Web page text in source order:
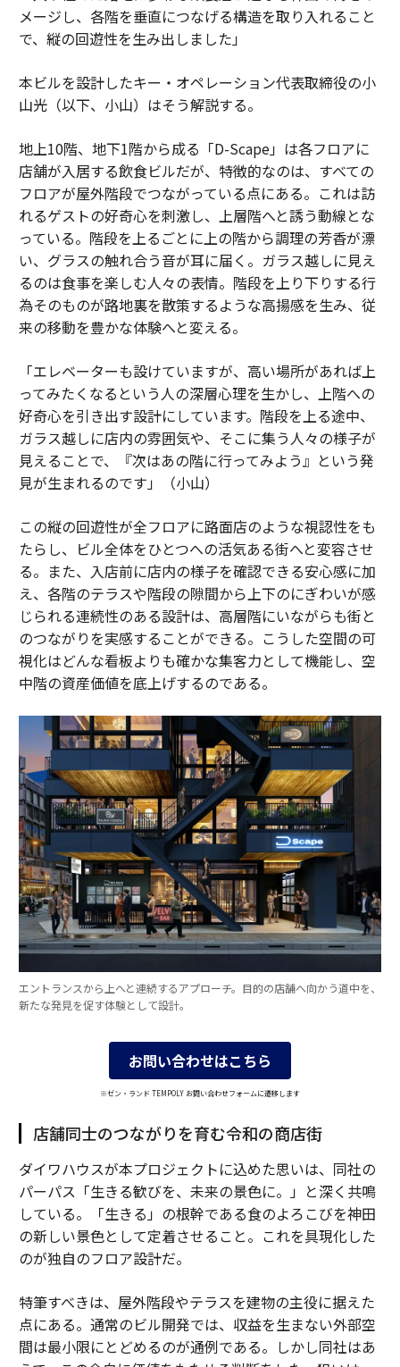
メージし、各階を垂直につなげる構造を取り入れること
で、縦の回遊性を生み出しました」
本ビルを設計したキー・オペレーション代表取締役の小
山光（以下、小山）はそう解説する。
地上10階、地下1階から成る「D-Scape」は各フロアに
店舗が入居する飲食ビルだが、特徴的なのは、すべての
フロアが屋外階段でつながっている点にある。これは訪
れるゲストの好奇心を刺激し、上層階へと誘う動線とな
っている。階段を上るごとに上の階から調理の芳香が漂
い、グラスの触れ合う音が耳に届く。ガラス越しに見え
るのは食事を楽しむ人々の表情。階段を上り下りする行
為そのものが路地裏を散策するような高揚感を生み、従
来の移動を豊かな体験へと変える。
「エレベーターも設けていますが、高い場所があれば上
ってみたくなるという人の深層心理を生かし、上階への
好奇心を引き出す設計にしています。階段を上る途中、
ガラス越しに店内の雰囲気や、そこに集う人々の様子が
見えることで、『次はあの階に行ってみよう』という発
見が生まれるのです」（小山）
この縦の回遊性が全フロアに路面店のような視認性をも
たらし、ビル全体をひとつへの活気ある街へと変容させ
る。また、入店前に店内の様子を確認できる安心感に加
え、各階のテラスや階段の隙間から上下のにぎわいが感
じられる連続性のある設計は、高層階にいながらも街と
のつながりを実感することができる。こうした空間の可
視化はどんな看板よりも確かな集客力として機能し、空
中階の資産価値を底上げするのである。
エントランスから上へと連続するアプローチ。目的の店舗へ向かう道中を、
新たな発見を促す体験として設計。
お問い合わせはこちら
※ゼン・ランド TEMPOLY お問い合わせフォームに遷移します
店舗同士のつながりを育む令和の商店街
ダイワハウスが本プロジェクトに込めた思いは、同社の
パーパス「生きる歓びを、未来の景色に。」と深く共鳴
している。「生きる」の根幹である食のよろこびを神田
の新しい景色として定着させること。これを具現化した
のが独自のフロア設計だ。
特筆すべきは、屋外階段やテラスを建物の主役に据えた
点にある。通常のビル開発では、収益を生まない外部空
間は最小限にとどめるのが通例である。しかし同社はあ